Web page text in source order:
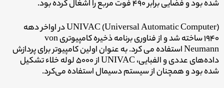
شده بود و فضایی برابر ۴۹۰ فوت مربع را اشغال کرده بود.
UNIVAC (Universal Automatic Computer) در اواخر دهه
۱۹۴۰ ساخته شد و از فناوری برنامه ذخیره کامپیوتری von
Neumann استفاده می کرد. به عنوان اولین کامپیوتر برای پردازش
داده‌های عددی و الفبایی، UNIVAC از ۵۰۰۰ لوله خلاء تشکیل
شده بود و همچنان از سیستم دسیمال استفاده می‌کرد.